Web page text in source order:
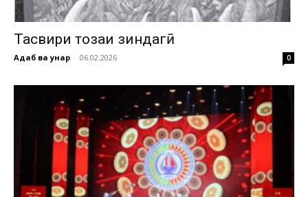
Тасвири тозаи зиндагӣ
Адаб ва ҳунар - 06.02.2026 0